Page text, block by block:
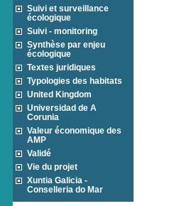
Suivi et surveillance
écologique
Suivi - monitoring
Synthèse par enjeu
écologique
Textes juridiques
Typologies des habitats
United Kingdom
Universidad de A
Corunia
Valeur économique des
AMP
Validé
Vie du projet
Xuntia Galicia -
Conselleria do Mar